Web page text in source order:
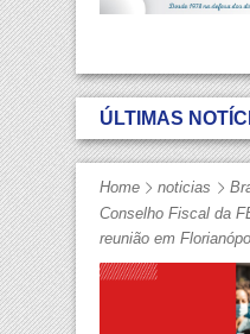
ÚLTIMAS
Home noticias
Conselho Fiscal da
reunião em